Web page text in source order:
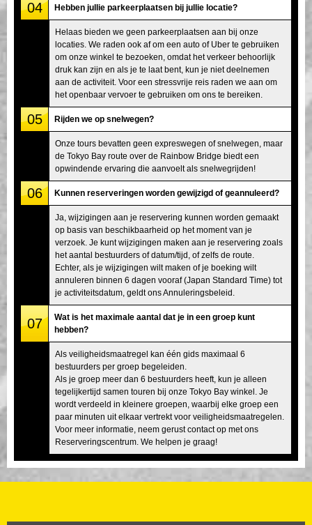
04 Hebben jullie parkeerplaatsen bij jullie locatie?
Helaas bieden we geen parkeerplaatsen aan bij onze
locaties. We raden ook af om een auto of Uber te gebruiken
om onze winkel te bezoeken, omdat het verkeer behoorlijk
druk kan zijn en als je te laat bent, kun je niet deelnemen
aan de activiteit. Voor een stressvrije reis raden we aan om
het openbaar vervoer te gebruiken om ons te bereiken.
05 Rijden we op snelwegen?
Onze tours bevatten geen expreswegen of snelwegen, maar
de Tokyo Bay route over de Rainbow Bridge biedt een
opwindende ervaring die aanvoelt als snelwegrijden!
06 Kunnen reserveringen worden gewijzigd of geannuleerd?
Ja, wijzigingen aan je reservering kunnen worden gemaakt
op basis van beschikbaarheid op het moment van je
verzoek. Je kunt wijzigingen maken aan je reservering zoals
het aantal bestuurders of datum/tijd, of zelfs de route.
Echter, als je wijzigingen wilt maken of je boeking wilt
annuleren binnen 6 dagen vooraf (Japan Standard Time) tot
je activiteitsdatum, geldt ons Annuleringsbeleid.
07
Wat is het maximale aantal dat je in een groep kunt
hebben?
Als veiligheidsmaatregel kan één gids maximaal 6
bestuurders per groep begeleiden.
Als je groep meer dan 6 bestuurders heeft, kun je alleen
tegelijkertijd samen touren bij onze Tokyo Bay winkel. Je
wordt verdeeld in kleinere groepen, waarbij elke groep een
paar minuten uit elkaar vertrekt voor veiligheidsmaatregelen.
Voor meer informatie, neem gerust contact op met ons
Reserveringscentrum. We helpen je graag!